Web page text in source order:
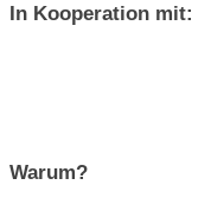
In Kooperation mit:
Warum?